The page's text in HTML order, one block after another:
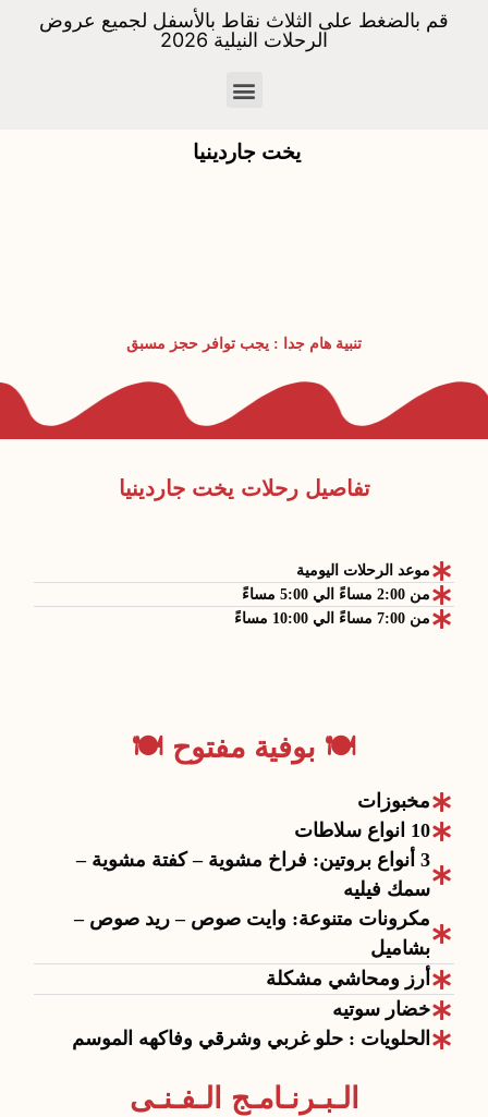
قم بالضغط على الثلاث نقاط بالأسفل لجميع عروض
الرحلات النيلية 2026
يخت جاردينيا
تنبية هام جدا : يجب توافر حجز مسبق
تفاصيل رحلات يخت جاردينيا
موعد الرحلات اليومية
من 2:00 مساءً الي 5:00 مساءً
من 7:00 مساءً الي 10:00 مساءً
🍽️ بوفية مفتوح 🍽️
مخبوزات
10 انواع سلاطات
3 أنواع بروتين: فراخ مشوية – كفتة مشوية –
سمك فيليه
مكرونات متنوعة: وايت صوص – ريد صوص –
بشاميل
أرز ومحاشي مشكلة
خضار سوتيه
الحلويات : حلو غربي وشرقي وفاكهه الموسم
الـبـرنـامـج الـفـنـى